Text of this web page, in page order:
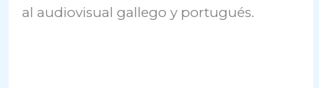
al audiovisual gallego y portugués.